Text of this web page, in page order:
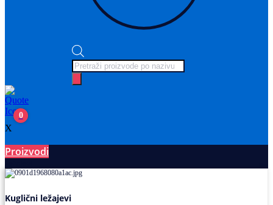
Products
search
0
X
Proizvodi
Kuglični ležajevi